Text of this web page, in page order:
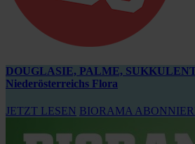
DOUGLASIE, PALME,
Niederösterreichs Flora
JETZT LESEN BIORAMA